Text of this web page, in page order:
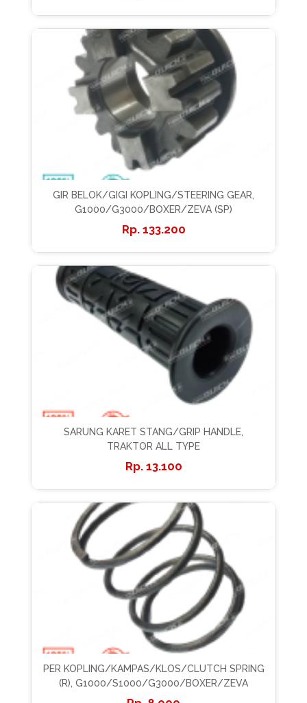
GIR BELOK/GIGI KOPLING/STEERING GEAR,
G1000/G3000/BOXER/ZEVA (SP)
133.200
SARUNG KARET STANG/GRIP HANDLE,
TRAKTOR ALL TYPE
13.100
PER KOPLING/KAMPAS/KLOS/CLUTCH SPRING
(R), G1000/S1000/G3000/BOXER/ZEVA